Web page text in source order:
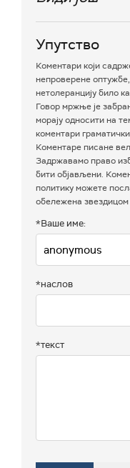
Упутство
Коментари који
непроверене
нетолеранцију било
Говор мржње је
морају односити на
коментари
Коментаре писане
Задржавамо право
бити објављени.
политику можете
обележена
*Ваше име:
*наслов
*текст